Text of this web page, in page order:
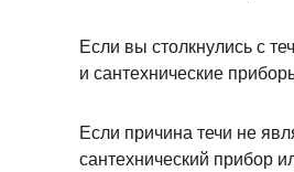
Если вы столкнулись с
и сантехнические
Если причина течи не
сантехнический прибор